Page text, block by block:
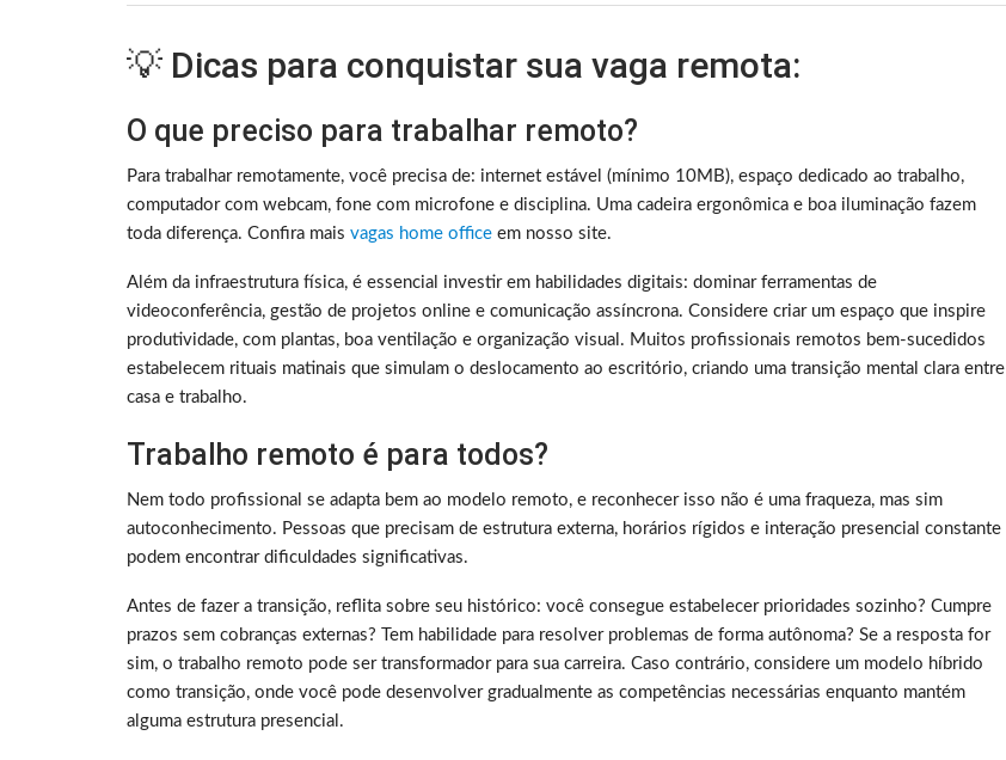
💡 Dicas para conquistar sua vaga remota:
O que preciso para trabalhar remoto?
Para trabalhar remotamente, você precisa de: internet estável (mínimo 10MB), espaço dedicado ao trabalho,
computador com webcam, fone com microfone e disciplina. Uma cadeira ergonômica e boa iluminação fazem
toda diferença. Confira mais vagas home office em nosso site.
Além da infraestrutura física, é essencial investir em habilidades digitais: dominar ferramentas de
videoconferência, gestão de projetos online e comunicação assíncrona. Considere criar um espaço que inspire
produtividade, com plantas, boa ventilação e organização visual. Muitos profissionais remotos bem-sucedidos
estabelecem rituais matinais que simulam o deslocamento ao escritório, criando uma transição mental clara entre
casa e trabalho.
Trabalho remoto é para todos?
Nem todo profissional se adapta bem ao modelo remoto, e reconhecer isso não é uma fraqueza, mas sim
autoconhecimento. Pessoas que precisam de estrutura externa, horários rígidos e interação presencial constante
podem encontrar dificuldades significativas.
Antes de fazer a transição, reflita sobre seu histórico: você consegue estabelecer prioridades sozinho? Cumpre
prazos sem cobranças externas? Tem habilidade para resolver problemas de forma autônoma? Se a resposta for
sim, o trabalho remoto pode ser transformador para sua carreira. Caso contrário, considere um modelo híbrido
como transição, onde você pode desenvolver gradualmente as competências necessárias enquanto mantém
alguma estrutura presencial.